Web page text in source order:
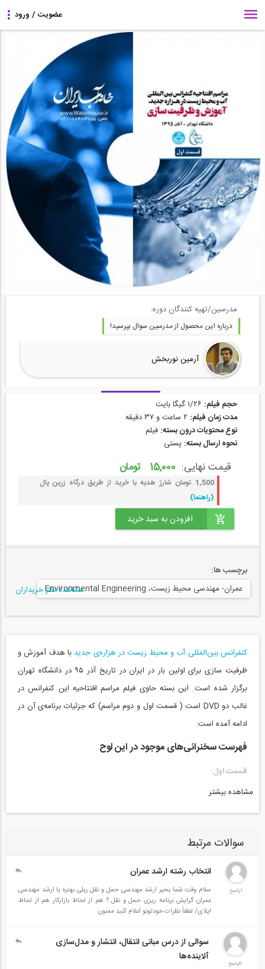
مدرسین/تهیه کنندگان دوره:
درباره این محصول از مدرسین سوال بپرسید!
آرمين نوربخش
حجم فیلم:
مدت زمان فیلم:
نوع محتویات درون بسته: فیلم
نحوه ارسال بسته: پستی
قیمت نهایی: 15,000 تومان
1,500 تومان شارژ هدیه با خرید از طریق درگاه زرین پال
(راهنما)
برچسب ها:
عمران- مهندسی محیط زیست، Environmental Engineering
مشاهده نظر خریداران
کنفرانس بین‌المللی آب و محیط زیست در هزاره‌ی جدید با هدف آموزش و
ظرفیت سازی برای اولین بار در ایران در تاریخ آذر ۹۵ در دانشگاه تهران
برگزار شده است. این بسته حاوی فیلم مراسم افتتاحیه این کنفرانس در
غالب دو DVD است ( قسمت اول و دوم مراسم) که جزئیات برنامه‌ی آن در
ادامه آمده است:
فهرست سخنرانی‌های موجود در این لوح
قسمت اول:
سخنرانی دکتر حمید پزشک- رئیس دانشکده علوم دانشگاه تهران (زبان
اصلی)
(زبان اصلی)
سخنرانی دکتر فرنس استوکل- مدیر DAAD در ایران (زبان اصلی)
سخنرانی مهندس میدانی- معاون آب و آبفای وزارت نیرو (زبان فارسی)
سخنرانی دکتر بلانکا سیسنرز- دبیر برنامه بین‌المللی بخش هیدرولوژی
سخنرانی دکتر محمود نیلی احمد آبادی- رئیس دانشگاه تهران (زبان
اصلی)
مشاهده بیشتر
سوالات مرتبط
1پاسخ
انتخاب رشته ارشد عمران
سلام وقت شما بخیر ارشد مهندسی حمل و نقل ریلی بهتره یا ارشد مهندسی
عمران گرایش برنامه ریزی حمل و نقل ؟ هم از لحاظ بازارکار هم از لحاظ
اپلای/ لطفاً نظرات خودتونو اعلام کنید ممنون
0پاسخ
سوالی از درس مبانی انتقال، انتشار و مدل‌سازی
آلاینده‌ها